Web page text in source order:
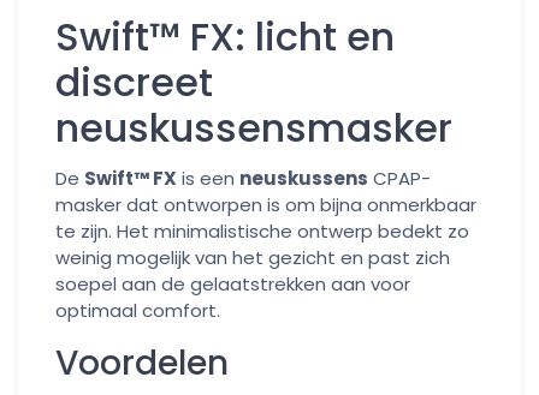
Swift™ FX: licht en
discreet
neuskussensmasker
De Swift™ FX is een neuskussens CPAP-
masker dat ontworpen is om bijna onmerkbaar
te zijn. Het minimalistische ontwerp bedekt zo
weinig mogelijk van het gezicht en past zich
soepel aan de gelaatstrekken aan voor
optimaal comfort.
Voordelen